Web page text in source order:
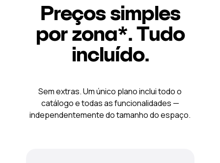
Preços simples
por zona*. Tudo
incluído.
Sem extras. Um único plano inclui todo o
catálogo e todas as funcionalidades —
independentemente do tamanho do espaço.